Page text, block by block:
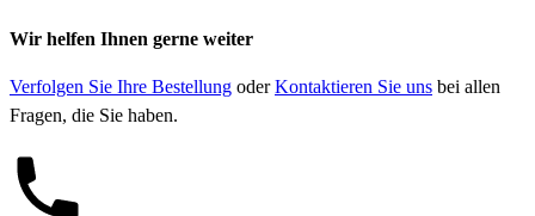
Wir helfen Ihnen gerne weiter
Verfolgen Sie Ihre Bestellung oderKontaktieren Sie uns bei allen
Fragen, die Sie haben.